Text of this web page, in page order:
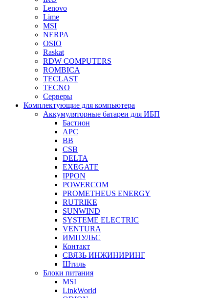
Lenovo
Lime
MSI
NERPA
OSIO
Raskat
RDW COMPUTERS
ROMBICA
TECLAST
TECNO
Серверы
Комплектующие для компьютера
Аккумуляторные батареи для ИБП
Бастион
APC
BB
CSB
DELTA
EXEGATE
IPPON
POWERCOM
PROMETHEUS ENERGY
RUTRIKE
SUNWIND
SYSTEME ELECTRIC
VENTURA
ИМПУЛЬС
Контакт
СВЯЗЬ ИНЖИНИРИНГ
Штиль
Блоки питания
MSI
LinkWorld